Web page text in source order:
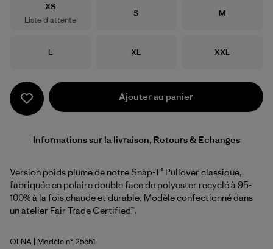
Taille
XS
Liste d'attente
Taille
S Taille
M
Taille
L Taille
XL Taille
XXL
Ajouter au panier
Informations sur la livraison, Retours & Echanges
Version poids plume de notre Snap-T® Pullover classique,
fabriquée en polaire double face de polyester recyclé à 95-
100% à la fois chaude et durable. Modèle confectionné dans
un atelier Fair Trade Certified™.
Oatmeal Heather w/New Navy
OLNA | Modèle n° 25551